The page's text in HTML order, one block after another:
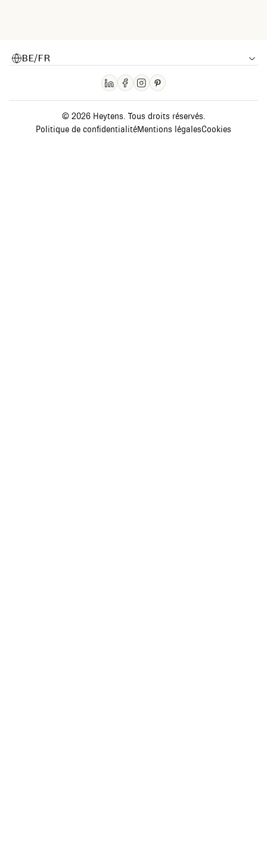
BE/FR
© 2026 Heytens. Tous droits réservés.
Politique de confidentialitéMentions légalesCookies